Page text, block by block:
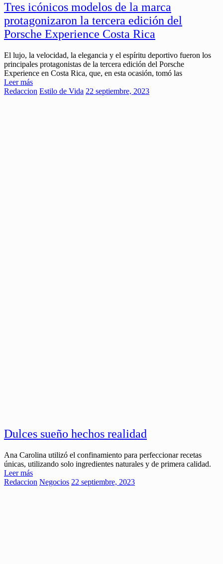
Tres icónicos modelos de la marca
protagonizaron la tercera edición del
Porsche Experience Costa Rica
El lujo, la velocidad, la elegancia y el espíritu deportivo fueron los
principales protagonistas de la tercera edición del Porsche
Experience en Costa Rica, que, en esta ocasión, tomó las
Leer más
Redaccion Estilo de Vida 22 septiembre, 2023
Dulces sueño hechos realidad
Ana Carolina utilizó el confinamiento para perfeccionar recetas
únicas, utilizando solo ingredientes naturales y de primera calidad.
Leer más
Redaccion Negocios 22 septiembre, 2023